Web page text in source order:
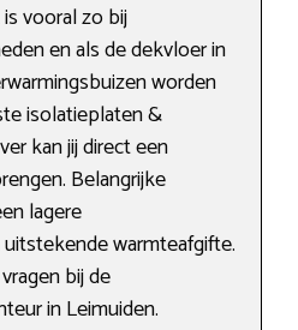
vooral zo bij
en als de dekvloer in
worden
isolatieplaten &
kan jij direct een
Belangrijke
lagere
warmteafgifte.
bij de
in Leimuiden.